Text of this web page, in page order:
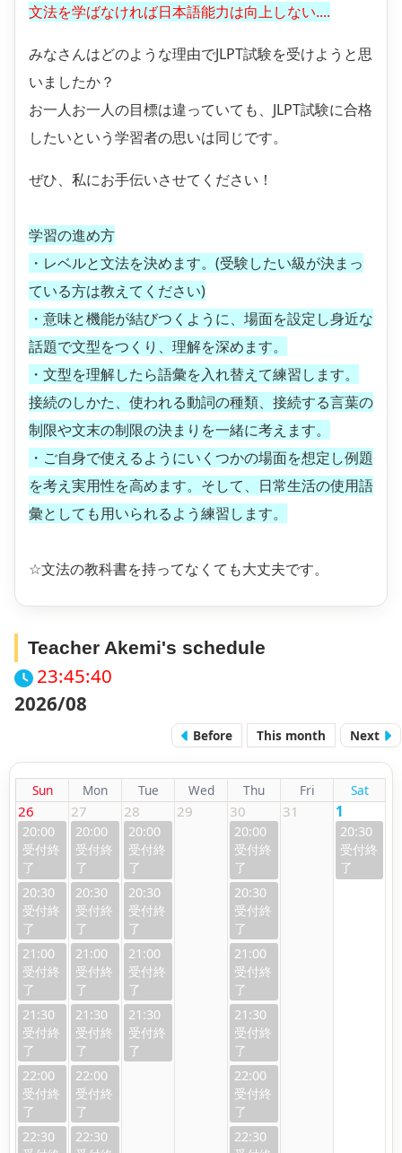
文法を学ばなければ日本語能力は向上しない....
みなさんはどのような理由でJLPT試験を受けようと思
いましたか？
お一人お一人の目標は違っていても、JLPT試験に合格
したいという学習者の思いは同じです。
ぜひ、私にお手伝いさせてください！
学習の進め方
・レベルと文法を決めます。(受験したい級が決まっ
ている方は教えてください)
・意味と機能が結びつくように、場面を設定し身近な
話題で文型をつくり、理解を深めます。
・文型を理解したら語彙を入れ替えて練習します。
接続のしかた、使われる動詞の種類、接続する言葉の
制限や文末の制限の決まりを一緒に考えます。
・ご自身で使えるようにいくつかの場面を想定し例題
を考え実用性を高めます。そして、日常生活の使用語
彙としても用いられるよう練習します。
☆文法の教科書を持ってなくても大丈夫です。
Teacher Akemi's schedule
23:45:41
2026/08
Before This month Next
Sun Mon Tue Wed Thu Fri Sat
26
20:00
20:30
21:00
21:30
22:00
22:30
27
20:00
20:30
21:00
21:30
22:00
22:30
28
20:00
20:30
21:00
21:30
29 30
20:00
20:30
21:00
21:30
22:00
22:30
31 1
20:30